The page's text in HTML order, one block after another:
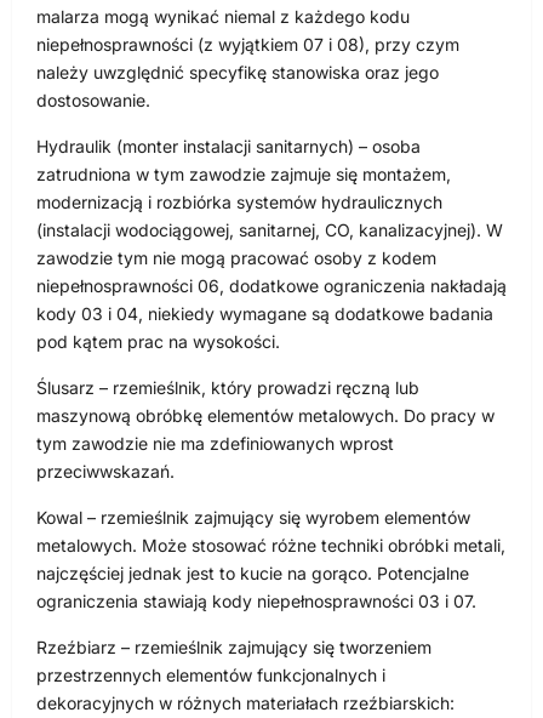
malarza mogą wynikać niemal z każdego kodu
niepełnosprawności (z wyjątkiem 07 i 08), przy czym
należy uwzględnić specyfikę stanowiska oraz jego
dostosowanie.
Hydraulik (monter instalacji sanitarnych) – osoba
zatrudniona w tym zawodzie zajmuje się montażem,
modernizacją i rozbiórka systemów hydraulicznych
(instalacji wodociągowej, sanitarnej, CO, kanalizacyjnej). W
zawodzie tym nie mogą pracować osoby z kodem
niepełnosprawności 06, dodatkowe ograniczenia nakładają
kody 03 i 04, niekiedy wymagane są dodatkowe badania
pod kątem prac na wysokości.
Ślusarz – rzemieślnik, który prowadzi ręczną lub
maszynową obróbkę elementów metalowych. Do pracy w
tym zawodzie nie ma zdefiniowanych wprost
przeciwwskazań.
Kowal – rzemieślnik zajmujący się wyrobem elementów
metalowych. Może stosować różne techniki obróbki metali,
najczęściej jednak jest to kucie na gorąco. Potencjalne
ograniczenia stawiają kody niepełnosprawności 03 i 07.
Rzeźbiarz – rzemieślnik zajmujący się tworzeniem
przestrzennych elementów funkcjonalnych i
dekoracyjnych w różnych materiałach rzeźbiarskich: